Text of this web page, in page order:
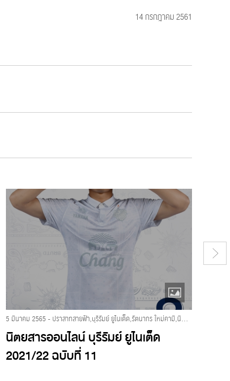
14 กรกฎาคม 2561
5 มีนาคม 2565 - ปราสาทสายฟ้า,บุรีรัมย์ ยูไนเต็ด,รัตนากร ใหม่คามิ,นิตยสารออนไลน์ บุรีรัมย์ ยูไนเต็ด 2021/2022
นิตยสารออนไลน์ บุรีรัมย์ ยูไนเต็ด
2021/22 ฉบับที่ 11